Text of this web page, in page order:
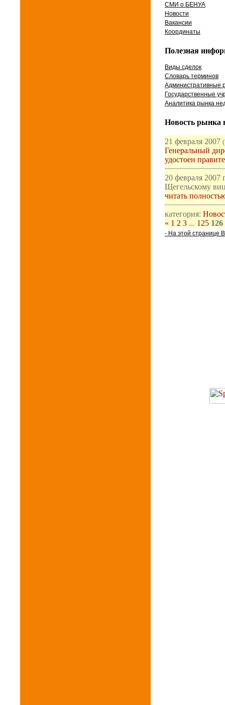
СМИ о БЕНУА
Новости
Вакансии
Координаты
Полезная
Виды сделок
Словарь терминов
Административные
Государственные
Аналитика рынка
Новость рынка
21 февраля 2007
Генеральный
удостоен
20 февраля
Щегельскому
читать
категория:
« 1 2 3 ... 125 126
- На этой странице